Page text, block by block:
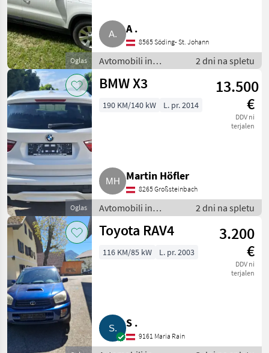
Oglas
A .
8565 Söding- St. Johann
Avtomobili in
motorna kolesa /
Terensko vozilo -
2 dni na spletu
Oglas
BMW X3
13.500
€
DDV ni
terjalen
190 KM/140 kW L. pr. 2014
Martin Höfler
8265 Großsteinbach
Avtomobili in
motorna kolesa /
Terensko vozilo -
2 dni na spletu
Toyota RAV4
3.200
€
DDV ni
terjalen
116 KM/85 kW L. pr. 2003
S .
9161 Maria Rain